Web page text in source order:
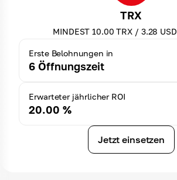
TRX
MINDEST 10.00 TRX / 3.28 USD
Erste Belohnungen in
6 Öffnungszeit
Erwarteter jährlicher ROI
20.00 %
Jetzt einsetzen